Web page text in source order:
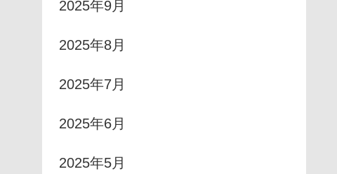
2025年9月
2025年8月
2025年7月
2025年6月
2025年5月